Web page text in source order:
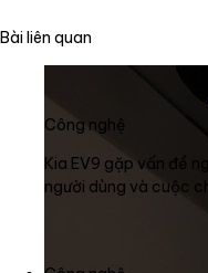
Bài liên quan
Công nghệ
Kia EV9 gặp vấn đề
người dùng và cuộc